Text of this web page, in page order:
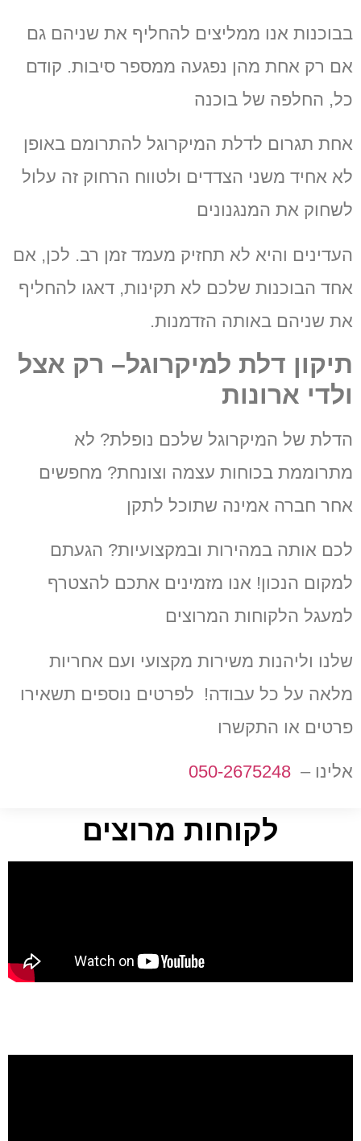
לקוחות מרוצים
בבוכנות אנו ממליצים להחליף את שניהם גם
אם רק אחת מהן נפגעה ממספר סיבות. קודם
כל, החלפה של בוכנה
אחת תגרום לדלת המיקרוגל להתרומם באופן
לא אחיד משני הצדדים ולטווח הרחוק זה עלול
לשחוק את המנגנונים
העדינים והיא לא תחזיק מעמד זמן רב. לכן, אם
אחד הבוכנות שלכם לא תקינות, דאגו להחליף
את שניהם באותה הזדמנות.
תיקון דלת למיקרוגל– רק אצל
ולדי ארונות
הדלת של המיקרוגל שלכם נופלת? לא
מתרוממת בכוחות עצמה וצונחת? מחפשים
אחר חברה אמינה שתוכל לתקן
לכם אותה במהירות ובמקצועיות? הגעתם
למקום הנכון! אנו מזמינים אתכם להצטרף
למעגל הלקוחות המרוצים
שלנו וליהנות משירות מקצועי ועם אחריות
מלאה על כל עבודה! לפרטים נוספים תשאירו
פרטים או התקשרו
אלינו – 050-2675248